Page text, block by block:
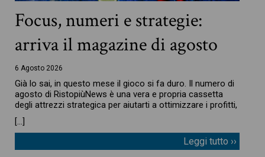
Focus, numeri e strategie:
arriva il magazine di agosto
6 Agosto 2026
Già lo sai, in questo mese il gioco si fa duro. Il numero di
agosto di RistopiùNews è una vera e propria cassetta
degli attrezzi strategica per aiutarti a ottimizzare i profitti,
[…]
Leggi tutto ››